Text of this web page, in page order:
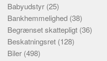
Babyudstyr (25)
Bankhemmelighed (38)
Begrænset skattepligt (36)
Beskatningsret (128)
Biler (498)